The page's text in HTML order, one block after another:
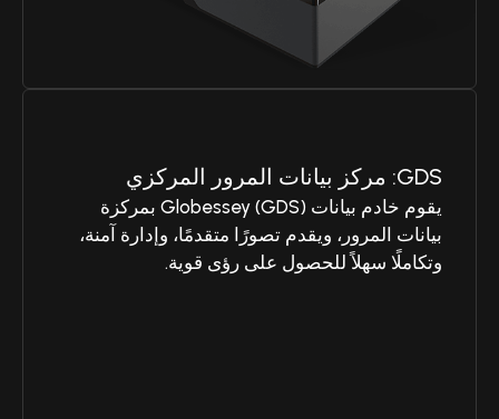
GDS: مركز بيانات المرور المركزي
يقوم خادم بيانات Globessey (GDS) بمركزة
بيانات المرور، ويقدم تصورًا متقدمًا، وإدارة آمنة،
وتكاملًا سهلاً للحصول على رؤى قوية.